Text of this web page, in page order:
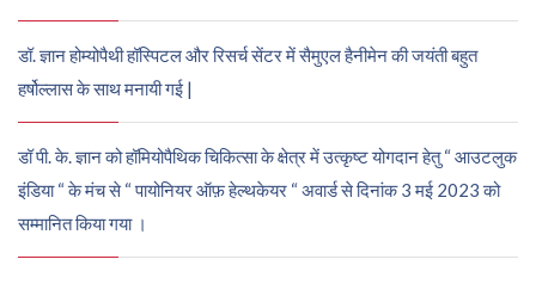
डॉ. ज्ञान होम्योपैथी हॉस्पिटल और रिसर्च सेंटर में सैमुएल हैनीमेन की जयंती बहुत
हर्षोल्लास के साथ मनायी गई |
डॉ पी. के. ज्ञान को हॉमियोपैथिक चिकित्सा के क्षेत्र में उत्कृष्ट योगदान हेतु “ आउटलुक
इंडिया “ के मंच से “ पायोनियर ऑफ़ हेल्थकेयर “ अवार्ड से दिनांक 3 मई 2023 को
सम्मानित किया गया ।